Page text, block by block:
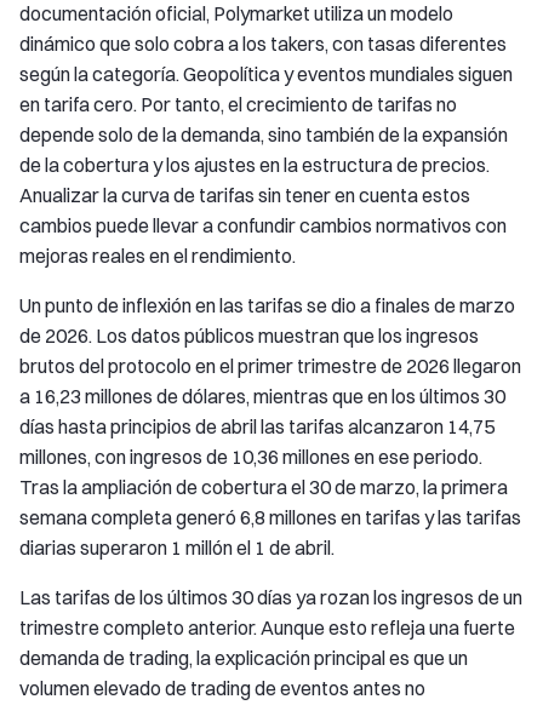
documentación oficial, Polymarket utiliza un modelo
dinámico que solo cobra a los takers, con tasas diferentes
según la categoría. Geopolítica y eventos mundiales siguen
en tarifa cero. Por tanto, el crecimiento de tarifas no
depende solo de la demanda, sino también de la expansión
de la cobertura y los ajustes en la estructura de precios.
Anualizar la curva de tarifas sin tener en cuenta estos
cambios puede llevar a confundir cambios normativos con
mejoras reales en el rendimiento.
Un punto de inflexión en las tarifas se dio a finales de marzo
de 2026. Los datos públicos muestran que los ingresos
brutos del protocolo en el primer trimestre de 2026 llegaron
a 16,23 millones de dólares, mientras que en los últimos 30
días hasta principios de abril las tarifas alcanzaron 14,75
millones, con ingresos de 10,36 millones en ese periodo.
Tras la ampliación de cobertura el 30 de marzo, la primera
semana completa generó 6,8 millones en tarifas y las tarifas
diarias superaron 1 millón el 1 de abril.
Las tarifas de los últimos 30 días ya rozan los ingresos de un
trimestre completo anterior. Aunque esto refleja una fuerte
demanda de trading, la explicación principal es que un
volumen elevado de trading de eventos antes no